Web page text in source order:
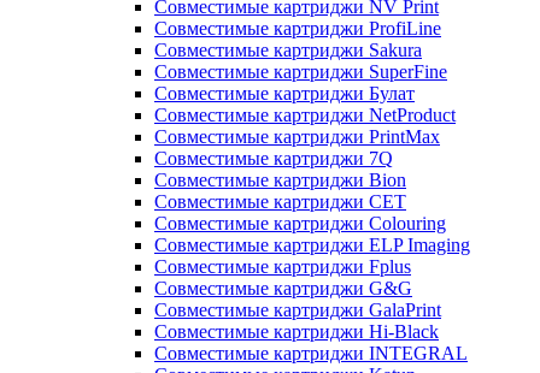
Совместимые картриджи NV Print
Совместимые картриджи ProfiLine
Совместимые картриджи Sakura
Совместимые картриджи SuperFine
Совместимые картриджи Булат
Совместимые картриджи NetProduct
Совместимые картриджи PrintMax
Совместимые картриджи 7Q
Совместимые картриджи Bion
Совместимые картриджи CET
Совместимые картриджи Colouring
Совместимые картриджи ELP Imaging
Совместимые картриджи Fplus
Совместимые картриджи G&G
Совместимые картриджи GalaPrint
Совместимые картриджи Hi-Black
Совместимые картриджи INTEGRAL